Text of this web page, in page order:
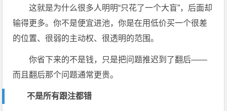
这就是为什么很多人明明“只花了一个大盲”，后面却
输得更多。你不是便宜进池，你是在用低价买一个很差
的位置、很弱的主动权、很透明的范围。
你省下来的不是钱，只是把问题推迟到了翻后——
而且翻后那个问题通常更贵。
不是所有跟注都错